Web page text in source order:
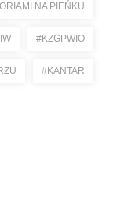
NA PIEŃKU
#KZGPWIO
#KANTAR